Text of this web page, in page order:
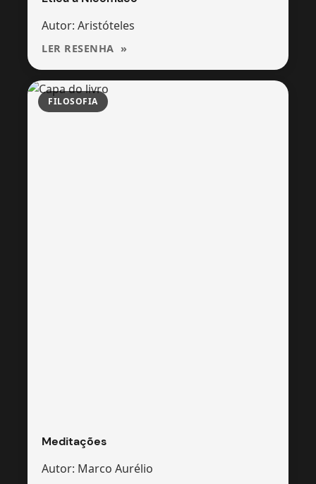
Autor: Aristóteles
LER RESENHA
FILOSOFIA
Meditações
Autor: Marco Aurélio